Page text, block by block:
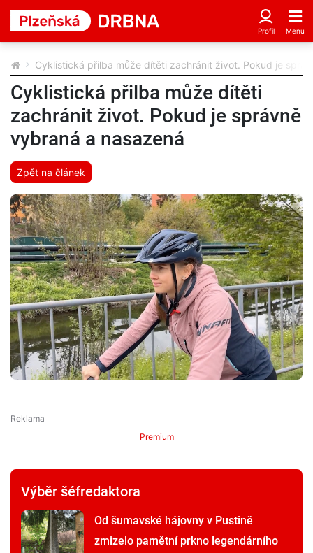
Cyklistická přilba může dítěti zachránit život. Pokud je
Cyklistická přilba může dítěti
zachránit život. Pokud je správně
vybraná a nasazená
Zpět na článek
Premium
Výběr šéfredaktora
Od šumavské hájovny v Pustině
zmizelo pamětní prkno legendárního